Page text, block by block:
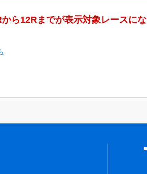
ら12Rまでが表示対象レースにな